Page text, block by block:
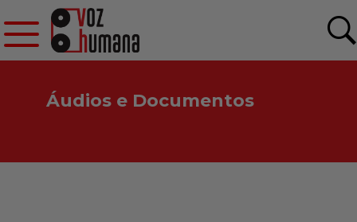
Áudios e Documentos